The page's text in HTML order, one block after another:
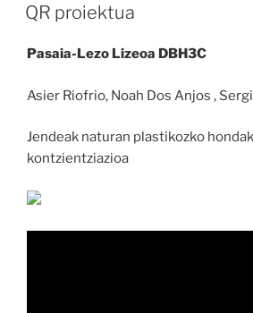
QR proiektua
Pasaia-Lezo Lizeoa DBH3C
Asier Riofrio, Noah Dos Anjos ,
Jendeak naturan plastikozko
kontzientziazioa